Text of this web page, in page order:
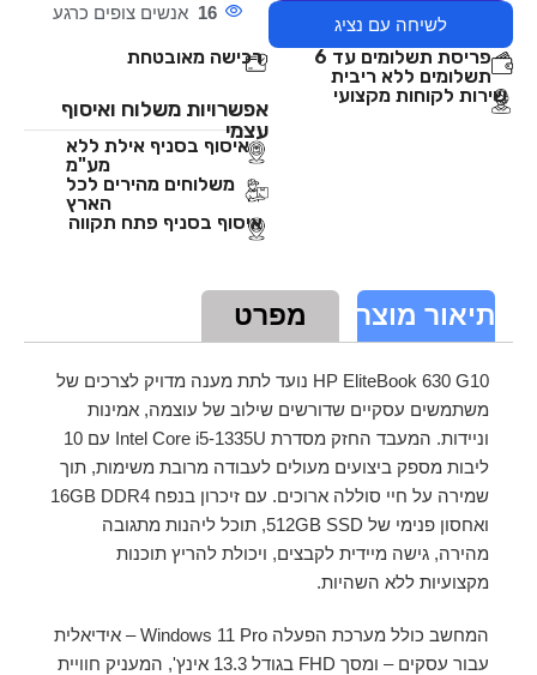
לשיחה עם נציג
16 אנשים צופים כרגע
פריסת תשלומים עד 6
תשלומים ללא ריבית
רכישה מאובטחת
שירות לקוחות מקצועי
אפשרויות משלוח ואיסוף
עצמי
איסוף בסניף אילת ללא
מע"מ
משלוחים מהירים לכל
הארץ
איסוף בסניף פתח תקווה
תיאור מוצר מפרט
HP EliteBook 630 G10 נועד לתת מענה מדויק לצרכים של
משתמשים עסקיים שדורשים שילוב של עוצמה, אמינות
וניידות. המעבד החזק מסדרת Intel Core i5-1335U עם 10
ליבות מספק ביצועים מעולים לעבודה מרובת משימות, תוך
שמירה על חיי סוללה ארוכים. עם זיכרון בנפח 16GB DDR4
ואחסון פנימי של 512GB SSD, תוכל ליהנות מתגובה
מהירה, גישה מיידית לקבצים, ויכולת להריץ תוכנות
מקצועיות ללא השהיות.
המחשב כולל מערכת הפעלה Windows 11 Pro – אידיאלית
עבור עסקים – ומסך FHD בגודל 13.3 אינץ', המעניק חוויית